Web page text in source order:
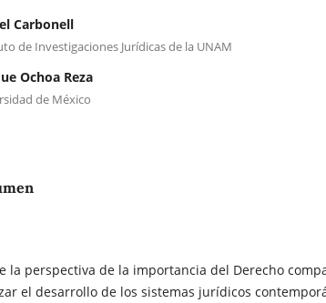
Carbonell
de Investigaciones Jurídicas de la UNAM
Ochoa Reza
de México
la perspectiva de la importancia del Derecho
el desarrollo de los sistemas jurídicos